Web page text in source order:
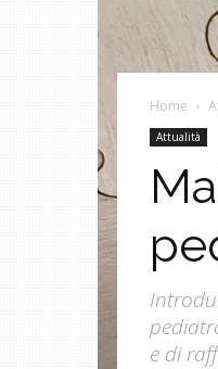
Home
Attualità
e di